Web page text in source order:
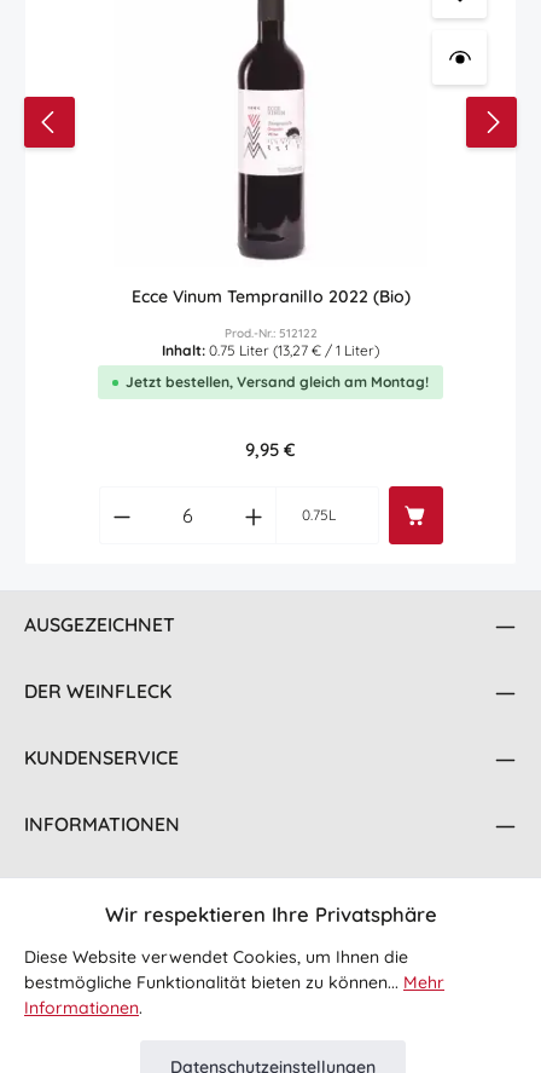
Ecce Vinum Tempranillo 2022 (Bio)
Prod.-Nr.: 512122
Inhalt: 0.75 Liter (13,27 € / 1 Liter)
Jetzt bestellen, Versand gleich am Montag!
Regulärer Preis:
9,95 €
Produkt Anzahl: Gib den gewünschten
0.75L
AUSGEZEICHNET
DER WEINFLECK
KUNDENSERVICE
INFORMATIONEN
FOLGE UNS
Wir respektieren Ihre Privatsphäre
Diese Website verwendet Cookies, um Ihnen die
bestmögliche Funktionalität bieten zu können... Mehr
Informationen.
Datenschutzeinstellungen